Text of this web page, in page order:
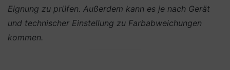
Eignung zu prüfen. Außerdem kann es je nach Gerät
und technischer Einstellung zu Farbabweichungen
kommen.